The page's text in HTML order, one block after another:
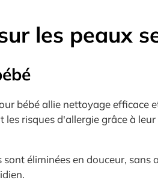
les peaux
bébé allie nettoyage efficace
risques d'allergie grâce à
éliminées en douceur, sans